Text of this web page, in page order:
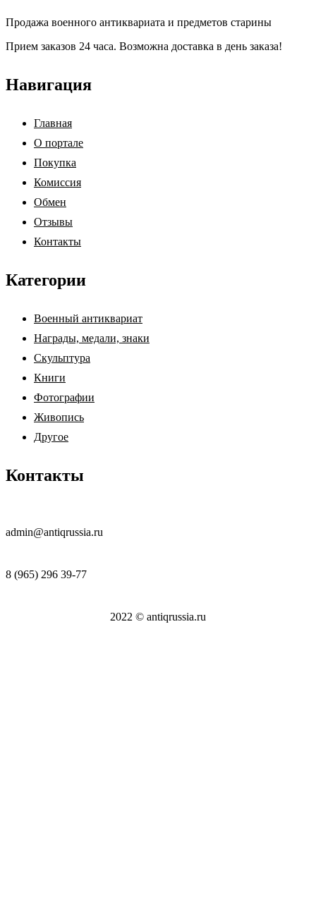
Продажа военного антиквариата и предметов старины
Прием заказов 24 часа. Возможна доставка в день заказа!
Навигация
Главная
О портале
Покупка
Комиссия
Обмен
Отзывы
Контакты
Категории
Военный антиквариат
Награды, медали, знаки
Скульптура
Книги
Фотографии
Живопись
Другое
Контакты
admin@antiqrussia.ru
8 (965) 296 39-77
2022 © antiqrussia.ru